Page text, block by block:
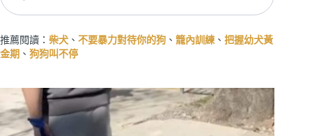
推薦閱讀： 柴犬 、 不要暴力對待你的狗 、 籠內訓練 、 把握幼犬黃
金期 、 狗狗叫不停